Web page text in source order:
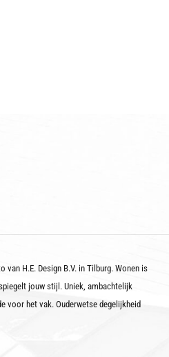
van H.E. Design B.V. in Tilburg. Wonen is
jouw stijl. Uniek, ambachtelijk
voor het vak. Ouderwetse degelijkheid